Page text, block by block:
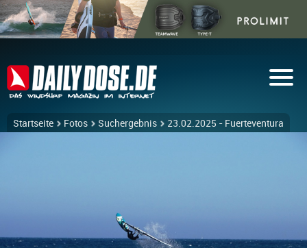
Startseite Fotos Suchergebnis 23.02.2025 - Fuerteventura